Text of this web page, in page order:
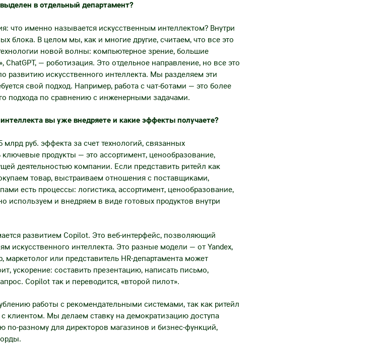
в отдельный департамент?
что именно называется искусственным интеллектом? Внутри
блока. В целом мы, как и многие другие, считаем, что все это
новой волны: компьютерное зрение, большие
ChatGPT, — роботизация. Это отдельное направление, но все это
развитию искусственного интеллекта. Мы разделяем эти
свой подход. Например, работа с чат-ботами — это более
подхода по сравнению с инженерными задачами.
вы уже внедряете и какие эффекты получаете?
руб. эффекта за счет технологий, связанных
продукты — это ассортимент, ценообразование,
деятельностью компании. Если представить ритейл как
товар, выстраиваем отношения с поставщиками,
есть процессы: логистика, ассортимент, ценообразование,
используем и внедряем в виде готовых продуктов внутри
развитием Copilot. Это веб-интерфейс, позволяющий
искусственного интеллекта. Это разные модели — от Yandex,
или представитель HR-департамента может
ускорение: составить презентацию, написать письмо,
Copilot так и переводится, «второй пилот».
работы с рекомендательными системами, так как ритейл
клиентом. Мы делаем ставку на демократизацию доступа
по-разному для директоров магазинов и бизнес-функций,